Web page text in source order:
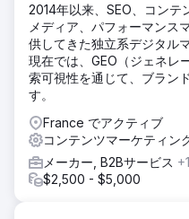
2014年以来、SEO、コンテ
メディア、パフォーマンス
供してきた独立系デジタル
現在では、GEO（ジェネレ
索可視性を通じて、ブラン
す。
France でアクティブ
コンテンツマーケティン
メーカー, B2Bサービス +1
$2,500 - $5,000